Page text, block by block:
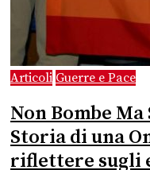
Articoli Guerre e Pace
Non Bombe
Storia di una
riflettere sugli